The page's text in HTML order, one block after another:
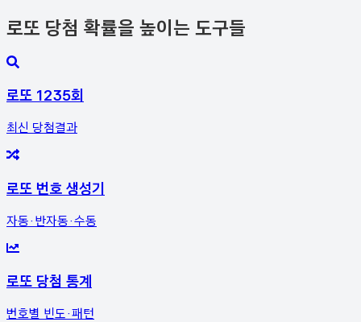
로또 당첨 확률을 높이는 도구들
로또 1235회
최신 당첨결과
로또 번호 생성기
자동·반자동·수동
로또 당첨 통계
번호별 빈도·패턴